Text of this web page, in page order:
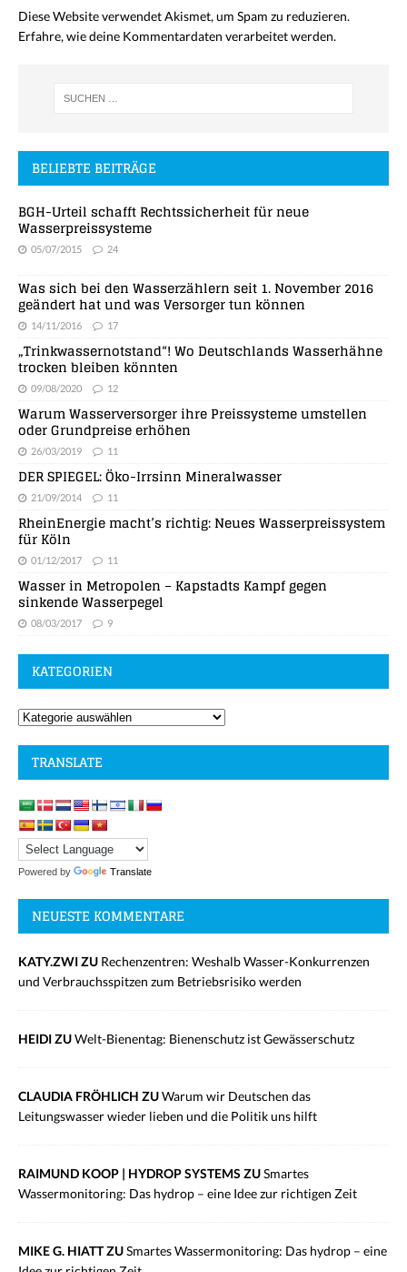
Diese Website verwendet Akismet, um Spam zu reduzieren.
Erfahre, wie deine Kommentardaten verarbeitet werden.
BELIEBTE BEITRÄGE
BGH-Urteil schafft Rechtssicherheit für neue
Wasserpreissysteme
05/07/2015 24
Was sich bei den Wasserzählern seit 1. November 2016
geändert hat und was Versorger tun können
14/11/2016 17
„Trinkwassernotstand“! Wo Deutschlands Wasserhähne
trocken bleiben könnten
09/08/2020 12
Warum Wasserversorger ihre Preissysteme umstellen
oder Grundpreise erhöhen
26/03/2019 11
DER SPIEGEL: Öko-Irrsinn Mineralwasser
21/09/2014 11
RheinEnergie macht’s richtig: Neues Wasserpreissystem
für Köln
01/12/2017 11
Wasser in Metropolen – Kapstadts Kampf gegen
sinkende Wasserpegel
08/03/2017 9
KATEGORIEN
TRANSLATE
Powered by Translate
NEUESTE KOMMENTARE
KATY.ZWI ZU Rechenzentren: Weshalb Wasser-Konkurrenzen
und Verbrauchsspitzen zum Betriebsrisiko werden
HEIDI ZUWelt-Bienentag: Bienenschutz ist Gewässerschutz
CLAUDIA FRÖHLICH ZUWarum wir Deutschen das
Leitungswasser wieder lieben und die Politik uns hilft
RAIMUND KOOP | HYDROP SYSTEMS ZUSmartes
Wassermonitoring: Das hydrop – eine Idee zur richtigen Zeit
MIKE G. HIATT ZUSmartes Wassermonitoring: Das hydrop – eine